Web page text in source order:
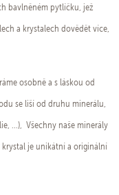
bavlněném pytlíčku, jež
a krystalech dovědět více,
osobně a s láskou od
se liší od druhu minerálu,
...), Všechny naše minerály
je unikátní a originální